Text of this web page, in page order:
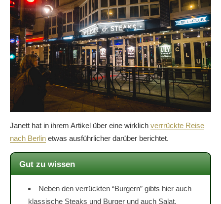
Janett hat in ihrem Artikel über eine wirklich verrrückte Reise
nach Berlin etwas ausführlicher darüber berichtet.
Gut zu wissen
Neben den verrückten “Burgern” gibts hier auch
klassische Steaks und Burger und auch Salat.